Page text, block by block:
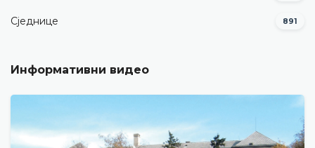
Сједнице 891
Информативни видео